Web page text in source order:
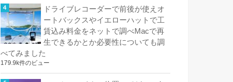
ドライブレコーダーで前後が使えオ
ートバックスやイエローハットで工
賃込み料金をネットで調べMacで再
生できるかとか必要性についても調
べてみました
179.9k件のビュー